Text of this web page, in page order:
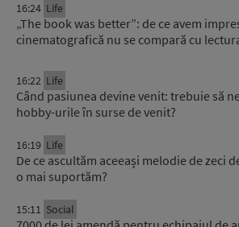
16:24 Life
„The book was better”: de ce avem
cinematografică nu se compară cu
16:22 Life
Când pasiunea devine venit: trebuie să
hobby-urile în surse de venit?
16:19 Life
De ce ascultăm aceeași melodie de zeci
o mai suportăm?
15:11 Social